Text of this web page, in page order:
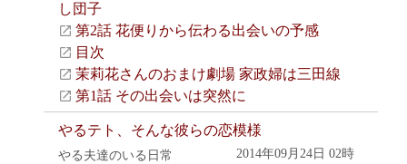
し団子
第2話 花便りから伝わる出会いの予感
目次
茉莉花さんのおまけ劇場 家政婦は三田線
第1話 その出会いは突然に
やるテト、そんな彼らの恋模様
やる夫達のいる日常
2014年09月24日 02時